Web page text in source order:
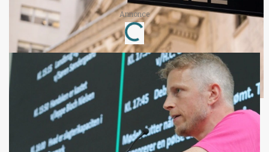
Annonce
Loading...